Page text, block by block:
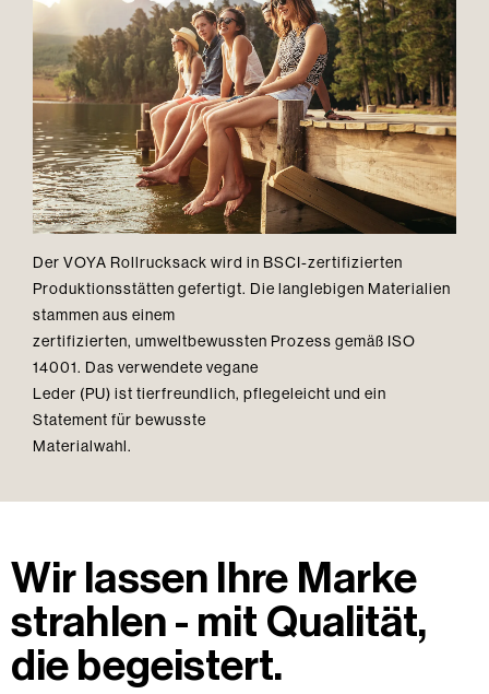
Der VOYA Rollrucksack wird in BSCI-zertifizierten
Produktionsstätten gefertigt. Die langlebigen Materialien
stammen aus einem
zertifizierten, umweltbewussten Prozess gemäß ISO
14001. Das verwendete vegane
Leder (PU) ist tierfreundlich, pflegeleicht und ein
Statement für bewusste
Materialwahl.
Wir lassen Ihre Marke
strahlen - mit Qualität,
die begeistert.